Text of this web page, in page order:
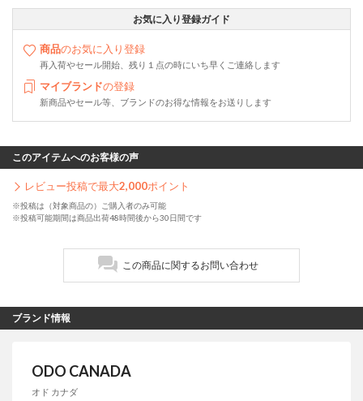
お気に入り登録ガイド
商品のお気に入り登録
再入荷やセール開始、残り１点の時にいち早くご連絡します
マイブランドの登録
新商品やセール等、ブランドのお得な情報をお送りします
このアイテムへのお客様の声
レビュー投稿で最大2,000ポイント
※投稿は（対象商品の）ご購入者のみ可能
※投稿可能期間は商品出荷48時間後から30日間です
この商品に関するお問い合わせ
ブランド情報
ODO CANADA
オド カナダ